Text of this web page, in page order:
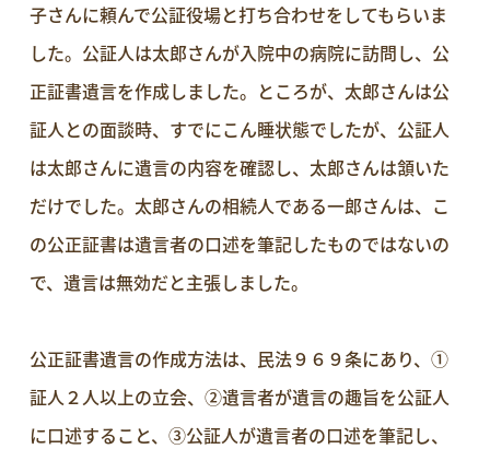
子さんに頼んで公証役場と打ち合わせをしてもらいま
した。公証人は太郎さんが入院中の病院に訪問し、公
正証書遺言を作成しました。ところが、太郎さんは公
証人との面談時、すでにこん睡状態でしたが、公証人
は太郎さんに遺言の内容を確認し、太郎さんは頷いた
だけでした。太郎さんの相続人である一郎さんは、こ
の公正証書は遺言者の口述を筆記したものではないの
で、遺言は無効だと主張しました。
公正証書遺言の作成方法は、民法９６９条にあり、①
証人２人以上の立会、②遺言者が遺言の趣旨を公証人
に口述すること、③公証人が遺言者の口述を筆記し、